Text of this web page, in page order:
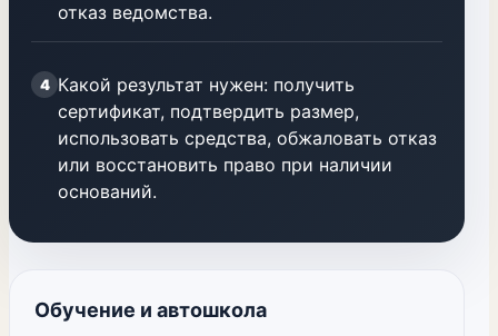
отказ ведомства.
4 Какой результат нужен: получить
сертификат, подтвердить размер,
использовать средства, обжаловать отказ
или восстановить право при наличии
оснований.
Обучение и автошкола